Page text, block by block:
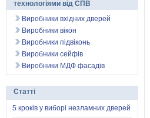
технологіями від СПВ
Виробники вхідних дверей
Виробники вікон
Виробники підвіконь
Виробники сейфів
Виробники МДФ фасадів
Статті
5 кроків у виборі незламних дверей